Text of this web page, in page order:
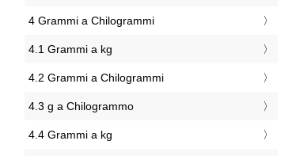
4 Grammi a Chilogrammi
4.1 Grammi a kg
4.2 Grammi a Chilogrammi
4.3 g a Chilogrammo
4.4 Grammi a kg